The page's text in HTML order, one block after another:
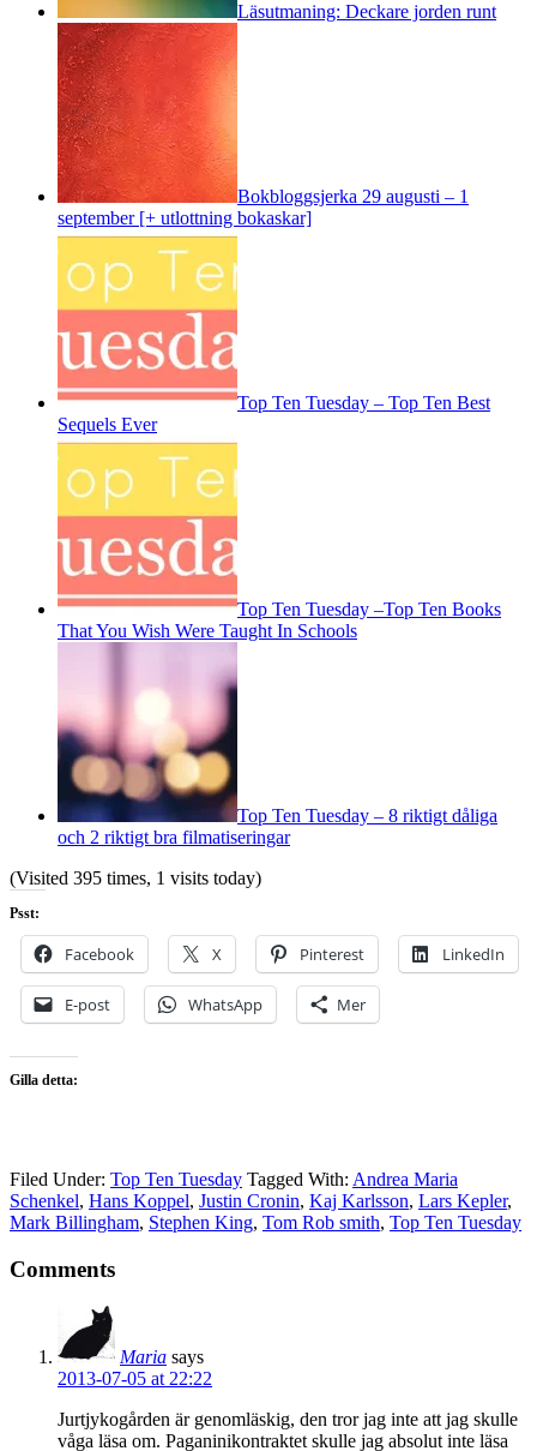
Läsutmaning: Deckare jorden runt
Bokbloggsjerka 29 augusti – 1
september [+ utlottning bokaskar]
Top Ten Tuesday – Top Ten Best
Sequels Ever
Top Ten Tuesday –Top Ten Books
That You Wish Were Taught In Schools
Top Ten Tuesday – 8 riktigt dåliga
och 2 riktigt bra filmatiseringar
(Visited 395 times, 1 visits today)
Psst:
Facebook X Pinterest LinkedIn
E-post WhatsApp Mer
Gilla detta:
Filed Under: Top Ten Tuesday Tagged With: Andrea Maria
Schenkel, Hans Koppel, Justin Cronin, Kaj Karlsson, Lars Kepler,
Mark Billingham, Stephen King, Tom Rob smith, Top Ten Tuesday
Comments
Maria says
2013-07-05 at 22:22
Jurtjykogården är genomläskig, den tror jag inte att jag skulle
våga läsa om. Paganinikontraktet skulle jag absolut inte läsa